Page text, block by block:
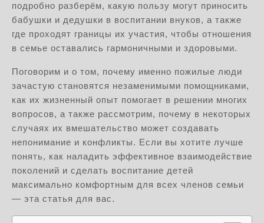
подробно разберём, какую пользу могут приносить
бабушки и дедушки в воспитании внуков, а также
где проходят границы их участия, чтобы отношения
в семье оставались гармоничными и здоровыми.
Поговорим и о том, почему именно пожилые люди
зачастую становятся незаменимыми помощниками,
как их жизненный опыт помогает в решении многих
вопросов, а также рассмотрим, почему в некоторых
случаях их вмешательство может создавать
непонимание и конфликты. Если вы хотите лучше
понять, как наладить эффективное взаимодействие
поколений и сделать воспитание детей
максимально комфортным для всех членов семьи
— эта статья для вас.